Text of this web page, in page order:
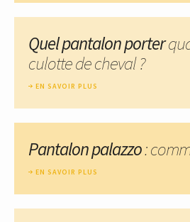
Quel pantalon porter
culotte de cheval ?
EN SAVOIR PLUS
Pantalon palazzo:
EN SAVOIR PLUS